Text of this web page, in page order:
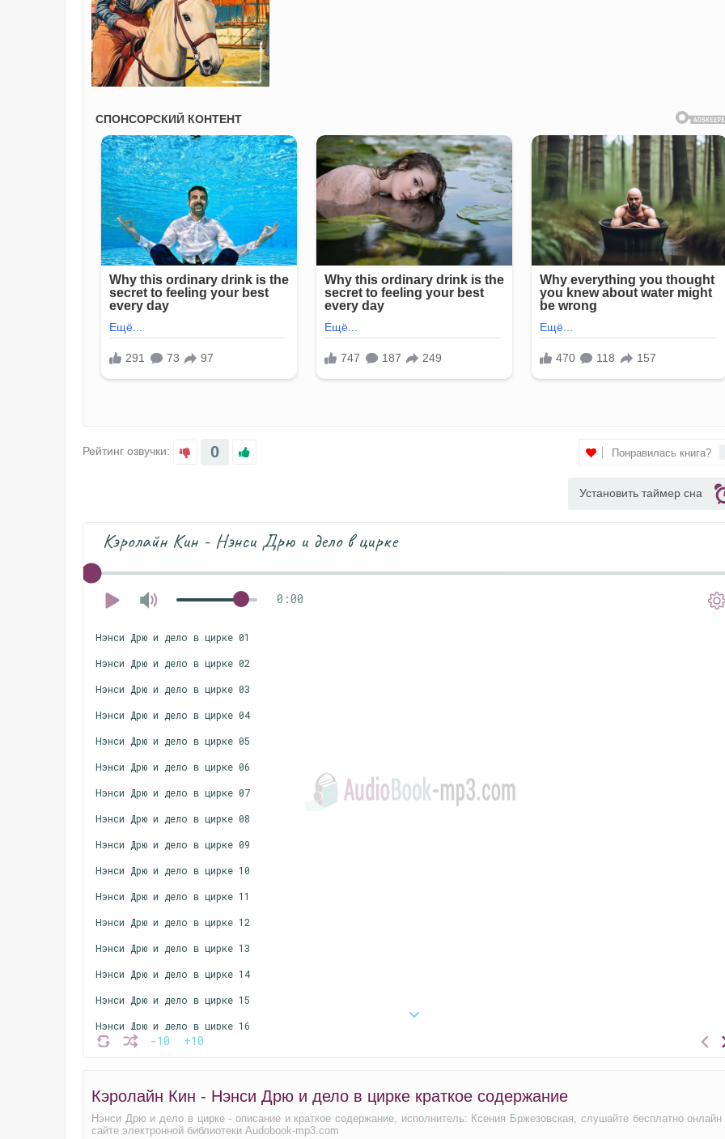
Рейтинг озвучки: 0 Понравилась книга?
Установить таймер сна
Кэролайн Кин - Нэнси Дрю и дело в цирке
0:00
-10 +10
Нэнси Дрю и дело в цирке 01
Нэнси Дрю и дело в цирке 02
Нэнси Дрю и дело в цирке 03
Нэнси Дрю и дело в цирке 04
Нэнси Дрю и дело в цирке 05
Нэнси Дрю и дело в цирке 06
Нэнси Дрю и дело в цирке 07
Нэнси Дрю и дело в цирке 08
Нэнси Дрю и дело в цирке 09
Нэнси Дрю и дело в цирке 10
Нэнси Дрю и дело в цирке 11
Нэнси Дрю и дело в цирке 12
Нэнси Дрю и дело в цирке 13
Нэнси Дрю и дело в цирке 14
Нэнси Дрю и дело в цирке 15
Нэнси Дрю и дело в цирке 16
Нэнси Дрю и дело в цирке 17
Нэнси Дрю и дело в цирке 19
Нэнси Дрю и дело в цирке 20
Кэролайн Кин - Нэнси Дрю и дело в цирке краткое содержание
Нэнси Дрю и дело в цирке - описание и краткое содержание, исполнитель: Ксения Бржезовская, слушайте бесплатно онлайн
сайте электронной библиотеки Audobook-mp3.com